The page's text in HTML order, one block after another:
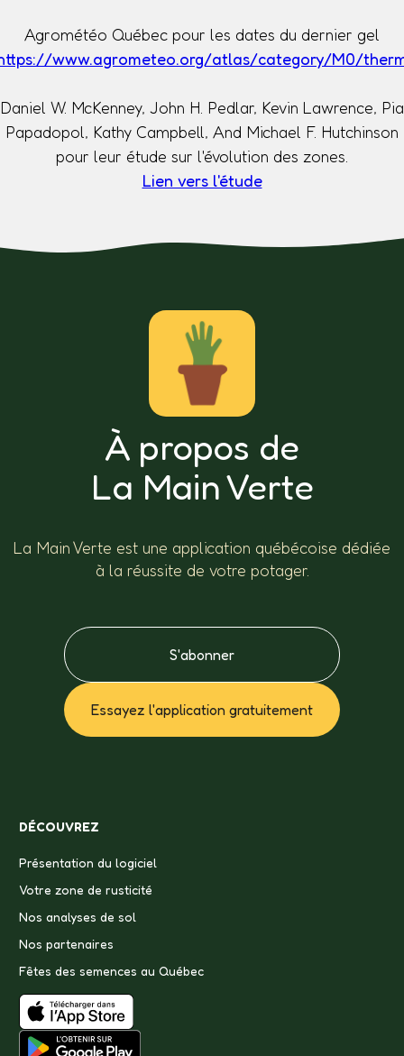
Agrométéo Québec pour les dates du dernier gel
www.agrometeo.org/atlas/category/M0/
Daniel W. McKenney, John H. Pedlar, Kevin Lawrence, Pia
Papadopol, Kathy Campbell, And Michael F. Hutchinson
pour leur étude sur l'évolution des zones.
Lien vers l'étude
À propos de
La Main Verte
La Main Verte est une application québécoise dédiée
à la réussite de votre potager.
S'abonner
Essayez l'application gratuitement
DÉCOUVREZ
Présentation du logiciel
Votre zone de rusticité
Nos analyses de sol
Nos partenaires
Fêtes des semences au Québec